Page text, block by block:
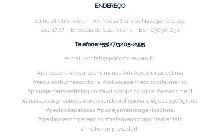
ENDEREÇO
Edifício Petro Tower – Av. Nossa Sra. dos Navegantes, 451
sala 1707 – Enseada do Suá, Vitória – ES | 29050-256
Telefone:+55(27)3205-2995
e-mail: contato@psicostore.com.br
#psicostore #recursoshumanos #rh #pesquisadeclima
#recursoshumanosvitoria #solucoesemrecursoshumanos
#planejamentoestrategico #avaliacaopsicologica #assessment
#analiseediagnosticos #preparandoprofissionais #gestao360graus
#gestaodepessoas #planejamentoorganizacional
#gestaodecompetencias #tratamentocorpontamentais
#melhorempresaderh